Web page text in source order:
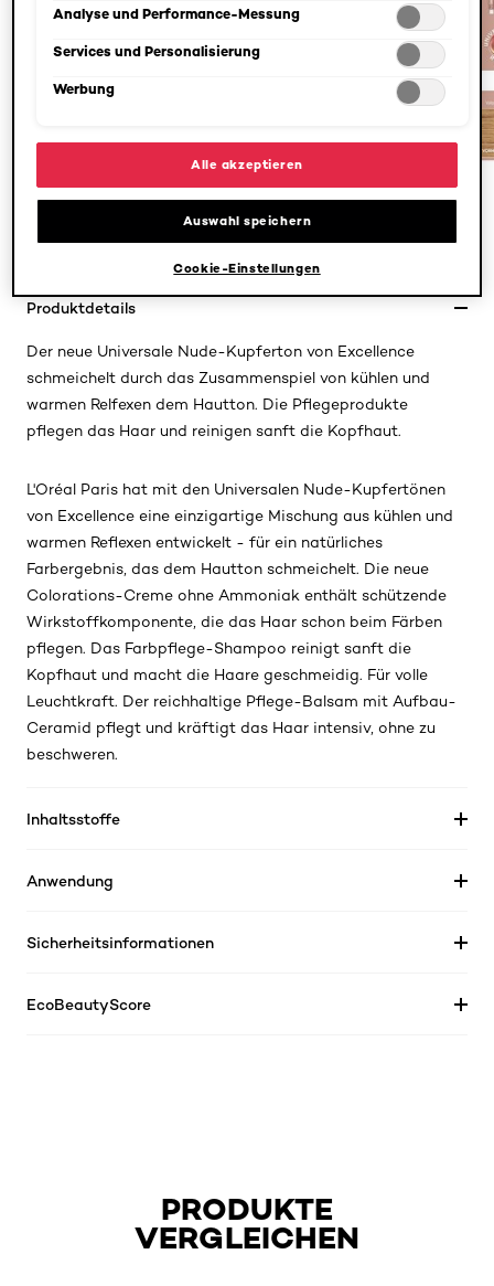
Produktdetails
Der neue Universale Nude-Kupferton von Excellence
schmeichelt durch das Zusammenspiel von kühlen und
warmen Relfexen dem Hautton. Die Pflegeprodukte
pflegen das Haar und reinigen sanft die Kopfhaut.
L'Oréal Paris hat mit den Universalen Nude-Kupfertönen
von Excellence eine einzigartige Mischung aus kühlen und
warmen Reflexen entwickelt - für ein natürliches
Farbergebnis, das dem Hautton schmeichelt. Die neue
Colorations-Creme ohne Ammoniak enthält schützende
Wirkstoffkomponente, die das Haar schon beim Färben
pflegen. Das Farbpflege-Shampoo reinigt sanft die
Kopfhaut und macht die Haare geschmeidig. Für volle
Leuchtkraft. Der reichhaltige Pflege-Balsam mit Aufbau-
Ceramid pflegt und kräftigt das Haar intensiv, ohne zu
beschweren.
Inhaltsstoffe
Anwendung
Sicherheitsinformationen
EcoBeautyScore
PRODUKTE
VERGLEICHEN
angepasst werden. Für weitere Informationen s. unsere
Analyse und Performance-Messung
Services und Personalisierung
Werbung
Alle akzeptieren
Auswahl speichern
Cookie-Einstellungen